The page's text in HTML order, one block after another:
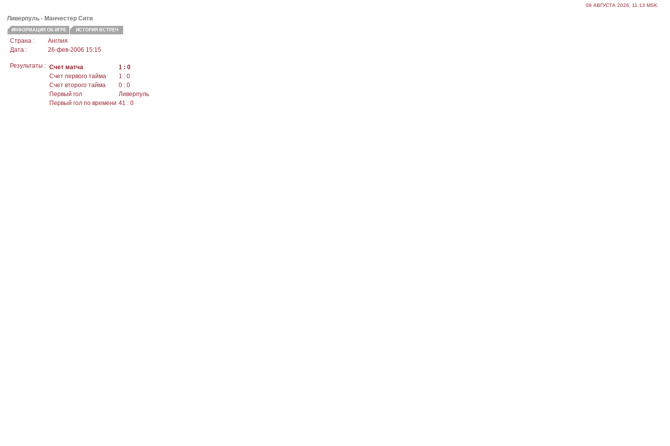
08 АВГУСТА 2026, 11:13 MSK
Ливерпуль - Манчестер Сити
ИНФОРМАЦИЯ ОБ ИГРЕ ИСТОРИЯ ВСТРЕЧ
Страна :
Англия
Дата :
26-фев-2006 15:15
Результаты : Счет матча
1 : 0
Счет первого тайма
1 : 0
Счет второго тайма
0 : 0
Первый гол
Ливерпуль
Первый гол по времени 41 : 0